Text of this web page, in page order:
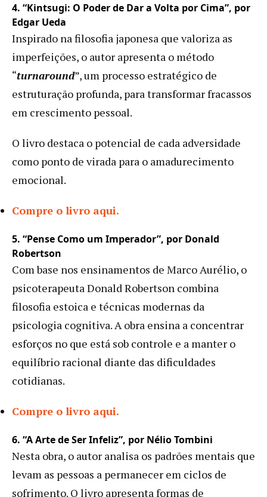
4. “Kintsugi: O Poder de Dar a Volta por Cima”, por
Edgar Ueda
Inspirado na filosofia japonesa que valoriza as
imperfeições, o autor apresenta o método
“turnaround”, um processo estratégico de
estruturação profunda, para transformar fracassos
em crescimento pessoal.
O livro destaca o potencial de cada adversidade
como ponto de virada para o amadurecimento
emocional.
Compre o livro aqui.
5. “Pense Como um Imperador”, por Donald
Robertson
Com base nos ensinamentos de Marco Aurélio, o
psicoterapeuta Donald Robertson combina
filosofia estoica e técnicas modernas da
psicologia cognitiva. A obra ensina a concentrar
esforços no que está sob controle e a manter o
equilíbrio racional diante das dificuldades
cotidianas.
Compre o livro aqui.
6. “A Arte de Ser Infeliz”, por Nélio Tombini
Nesta obra, o autor analisa os padrões mentais que
levam as pessoas a permanecer em ciclos de
sofrimento. O livro apresenta formas de